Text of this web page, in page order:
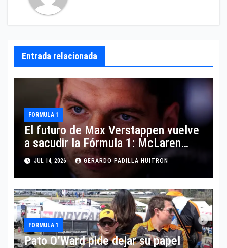
Entrada relacionada
FORMULA 1
El futuro de Max Verstappen vuelve
a sacudir la Fórmula 1: McLaren
aparece como posible destino
JUL 14, 2026 GERARDO PADILLA HUITRON
FORMULA 1
Pato O’Ward pide dejar su papel